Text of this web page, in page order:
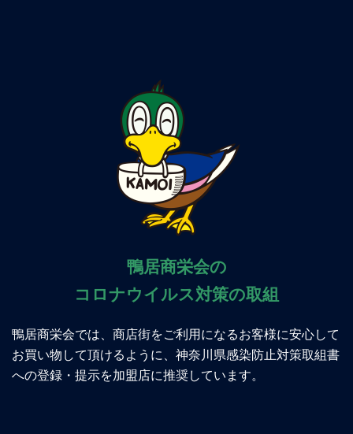
鴨居商栄会の
コロナウイルス対策の取組
鴨居商栄会では、商店街をご利用になるお客様に安心して
お買い物して頂けるように、神奈川県感染防止対策取組書
への登録・提示を加盟店に推奨しています。